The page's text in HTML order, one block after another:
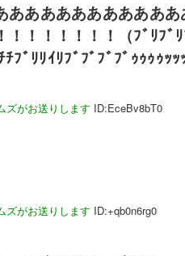
ああああああああああ
！！！！！！！（ﾌﾞﾘﾌﾞ
ﾌﾞﾘﾘｲﾘﾌﾞﾌﾞﾌﾞﾌﾞｩｩｩｩｯｯ
ズがお送りします ID:EceBv8bT0
ズがお送りします ID:+qb0n6rg0